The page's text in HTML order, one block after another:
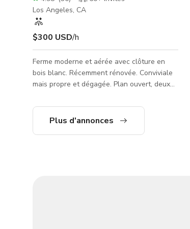
Los Angeles, CA
$300 USD/h
Ferme moderne et aérée avec clôture en
bois blanc. Récemment rénovée. Conviviale
mais propre et dégagée. Plan ouvert, deux
recevoir (ou faire semblant !).
Plus d'annonces